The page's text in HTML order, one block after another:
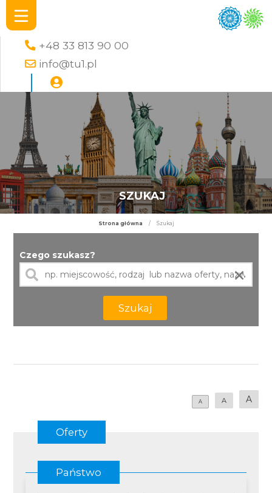
+48 33 813 90 00
info@tu1.pl
SZUKAJ
Strona główna / Szukaj
Czego szukasz?
×
Szukaj
A A A
Oferty
Państwo